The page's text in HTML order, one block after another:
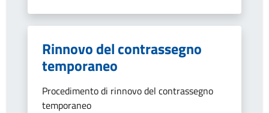
Rinnovo del contrassegno
temporaneo
Procedimento di rinnovo del contrassegno
temporaneo